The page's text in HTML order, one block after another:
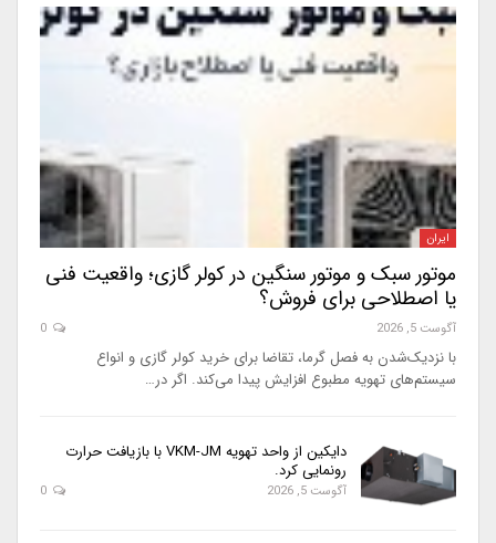
ایران
موتور سبک و موتور سنگین در کولر گازی؛ واقعیت فنی
یا اصطلاحی برای فروش؟
آگوست 5, 2026
با نزدیک‌شدن به فصل گرما، تقاضا برای خرید کولر گازی و انواع
سیستم‌های تهویه مطبوع افزایش پیدا می‌کند. اگر در…
دایکین از واحد تهویه VKM-JM با بازیافت حرارت
رونمایی کرد.
آگوست 5, 2026